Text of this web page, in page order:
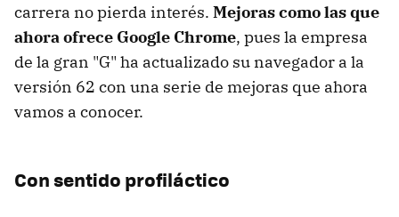
carrera no pierda interés. Mejoras como las que
ahora ofrece Google Chrome, pues la empresa
de la gran "G" ha actualizado su navegador a la
versión 62 con una serie de mejoras que ahora
vamos a conocer.
Con sentido profiláctico